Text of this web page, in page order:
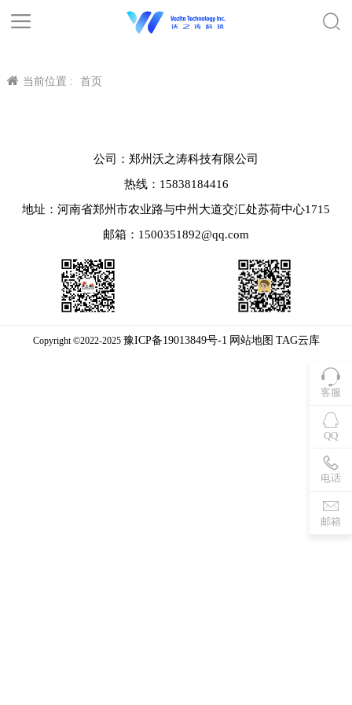
当前位置 : 首页
客服
QQ
电话
邮箱
公司：郑州沃之涛科技有限公司
热线：15838184416
地址：河南省郑州市农业路与中州大道交汇处苏荷中心1715
邮箱：1500351892@qq.com
Copyright ©2022-2025 豫ICP备19013849号-1 网站地图 TAG云库